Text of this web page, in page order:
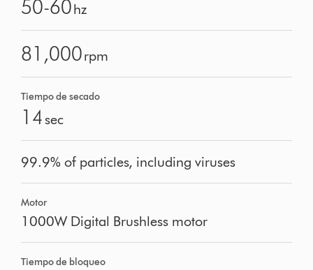
50-60hz
81,000rpm
Tiempo de secado
14sec
99.9% of particles, including viruses
Motor
1000W Digital Brushless motor
Tiempo de bloqueo